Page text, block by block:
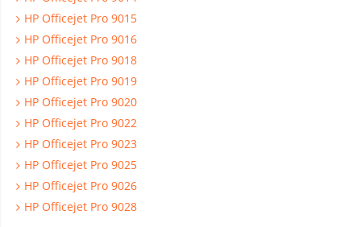
HP Officejet Pro 9015
HP Officejet Pro 9016
HP Officejet Pro 9018
HP Officejet Pro 9019
HP Officejet Pro 9020
HP Officejet Pro 9022
HP Officejet Pro 9023
HP Officejet Pro 9025
HP Officejet Pro 9026
HP Officejet Pro 9028